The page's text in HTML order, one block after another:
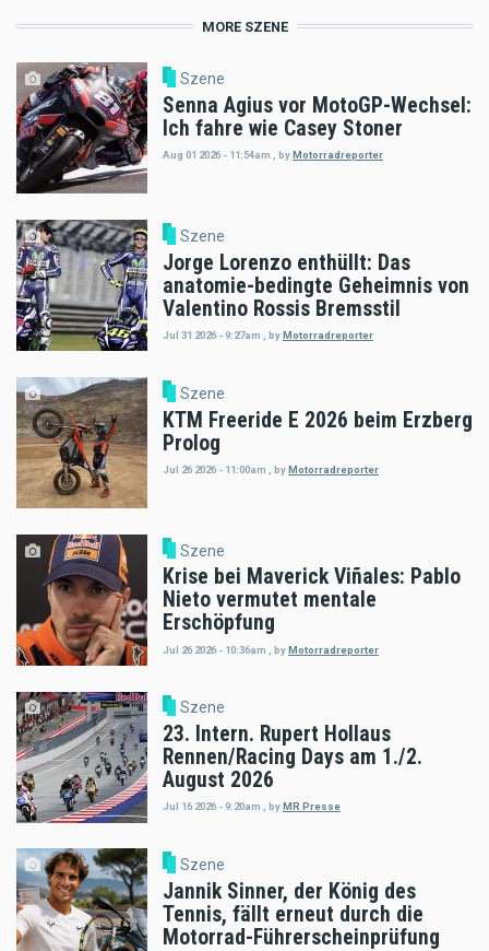
MORE SZENE
Szene
Senna Agius vor MotoGP-Wechsel:
Ich fahre wie Casey Stoner
Aug 01 2026 - 11:54am , byMotorradreporter
Szene
Jorge Lorenzo enthüllt: Das
anatomie-bedingte Geheimnis von
Valentino Rossis Bremsstil
Jul 31 2026 - 9:27am byMotorradreporter
Szene
KTM Freeride E 2026 beim Erzberg
Prolog
Jul 26 2026 - 11:00am byMotorradreporter
Szene
Krise bei Maverick Viñales: Pablo
Nieto vermutet mentale
Erschöpfung
Jul 26 2026 - 10:36am byMotorradreporter
Szene
23. Intern. Rupert Hollaus
Rennen/Racing Days am 1./2.
August 2026
Jul 16 2026 - 9:20am , by MR Presse
Szene
Jannik Sinner, der König des
Tennis, fällt erneut durch die
Motorrad-Führerscheinprüfung